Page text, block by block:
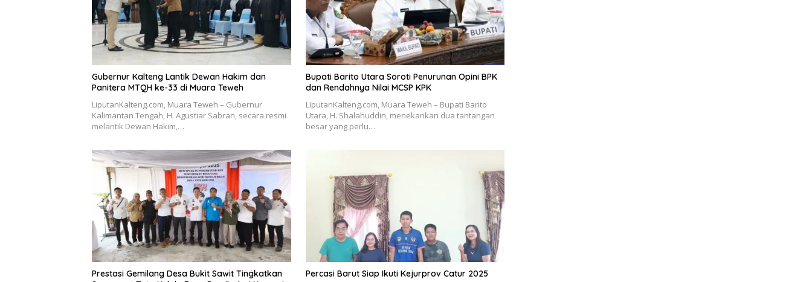
Gubernur Kalteng Lantik Dewan Hakim dan
Panitera MTQH ke-33 di Muara Teweh
LiputanKalteng.com, Muara Teweh – Gubernur
Kalimantan Tengah, H. Agustiar Sabran, secara resmi
melantik Dewan Hakim,…
Bupati Barito Utara Soroti Penurunan Opini BPK
dan Rendahnya Nilai MCSP KPK
LiputanKalteng.com, Muara Teweh – Bupati Barito
Utara, H. Shalahuddin, menekankan dua tantangan
besar yang perlu…
Prestasi Gemilang Desa Bukit Sawit Tingkatkan
Percasi Barut Siap Ikuti Kejurprov Catur 2025